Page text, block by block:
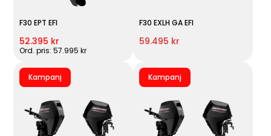
F30 EPT EFI
52.395 kr
Ord. pris: 57.995 kr
F30 EXLH GA EFI
59.495 kr
Kampanj Kampanj